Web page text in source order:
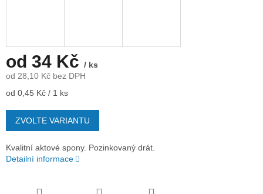
od 34 Kč / ks
od 28,10 Kč bez DPH
Měrná
od 0,45 Kč / 1 ks
ZVOLTE VARIANTU
Kvalitní aktové spony. Pozinkovaný drát.
Detailní informace